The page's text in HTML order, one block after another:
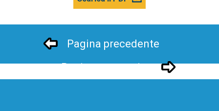
Pagina precedente
Pagina successivo